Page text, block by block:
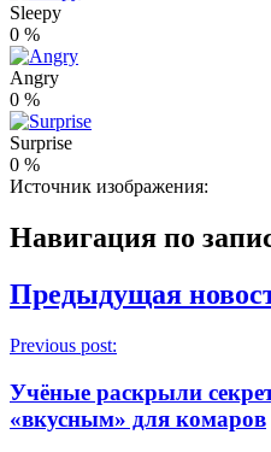
Sleepy
0 %
Angry
0 %
Surprise
0 %
Источник изображения:
Навигация по
Предыдущая
Previous post:
Учёные раскрыли
«вкусным» для комаров